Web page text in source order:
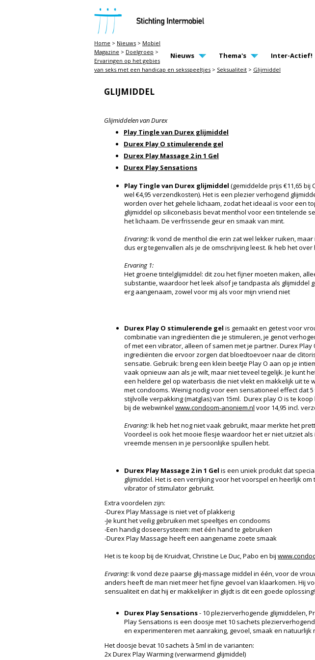
STICHTING INTERMOBIEL
MAIN PAGE NAVIGATION
Nieuws Thema's Inter-Actief!
Home > Nieuws > Mobiel
Magazine > Doelgroep >
Ervaringen op het gebies
van seks met een handicap en seksspeeltjes > Seksualiteit > Glijmiddel
GLIJMIDDEL
Glijmiddelen van Durex
Play Tingle van Durex glijmiddel
Durex Play O stimulerende gel
Durex Play Massage 2 in 1 Gel
Durex Play Sensations
Play Tingle van Durex glijmiddel (gemiddelde prijs €11,65 bij
wel €4,95 verzendkosten). Het is een plezier verhogend
worden over het gehele lichaam, zodat het ideaal is voor een
glijmiddel op siliconebasis bevat menthol voor een tintelende
het lichaam. De verfrissende geur en smaak van mint.
Ervaring:Ik vond de menthol die erin zat wel lekker ruiken,
dus erg tegenvallen als je de omschrijving leest. Ik heb het
Ervaring 1:
Het groene tintelglijmiddel: dit zou het fijner moeten maken,
substantie, waardoor het leek alsof je tandpasta als
erg aangenaam, zowel voor mij als voor mijn vriend niet
Durex Play O stimulerende gel is gemaakt en getest voor
combinatie van ingrediënten die je stimuleren, je genot
of met een vibrator, alleen of samen met je partner. Durex Play
ingrediënten die ervoor zorgen dat bloedtoevoer naar de
sensatie. Gebruik: breng een klein beetje Play O aan op je
vaak opnieuw aan als je wilt, maar niet teveel tegelijk. Je kunt
een heldere gel op waterbasis die niet vlekt en makkelijk uit te
met condooms. Weinig nodig voor een sensationeel effect dat
stijlvolle verpakking (matglas) van 15ml. Durex play O is te
bij de webwinkel www.condoom-anoniem.nl voor 14,95 incl.
Ervaring:Ik heb het nog niet vaak gebruikt, maar merkte het
Voordeel is ook het mooie flesje waardoor het er niet uitziet
vreemde mensen in je persoonlijke spullen hebt.
Durex Play Massage 2 in 1 Gel is een uniek produkt dat
glijmiddel. Het is een verrijking voor het voorspel en heerlijk
vibrator of stimulator gebruikt.
Extra voordelen zijn:
-Durex Play Massage is niet vet of plakkerig
-Je kunt het veilig gebruiken met speeltjes en condooms
-Een handig doseersysteem: met één hand te gebruiken
-Durex Play Massage heeft een aangename zoete smaak
Het is te koop bij de Kruidvat, Christine Le Duc, Pabo en bij
Ervaring:Ik vond deze paarse glij-massage middel in één, voor de
anders heeft de man niet meer het fijne gevoel van klaarkomen. Hij
sensualiteit en dat hij er makkelijker in glijdt is dit een goede oplossing!
Durex Play Sensations- 10 plezierverhogende glijmiddelen,
Play Sensations is een doosje met 10 sachets
en experimenteren met aanraking, gevoel, smaak en natuurlijk
Het doosje bevat 10 sachets à 5ml in de varianten:
2x Durex Play Warming (verwarmend glijmiddel)